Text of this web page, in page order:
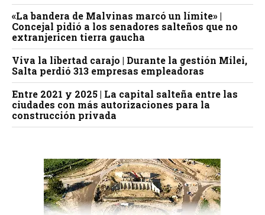
«La bandera de Malvinas marcó un límite» |
Concejal pidió a los senadores salteños que no
extranjericen tierra gaucha
Viva la libertad carajo | Durante la gestión Milei,
Salta perdió 313 empresas empleadoras
Entre 2021 y 2025 | La capital salteña entre las
ciudades con más autorizaciones para la
construcción privada